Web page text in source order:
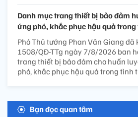
Danh mục trang thiết bị bảo đảm
ứng phó, khắc phục hậu quả
Phó Thủ tướng Phan Văn Giang đã
1508/QĐ-TTg ngày 7/8/2026 ban
trang thiết bị bảo đảm cho huấn
phó, khắc phục hậu quả trong tình
Bạn đọc quan tâm